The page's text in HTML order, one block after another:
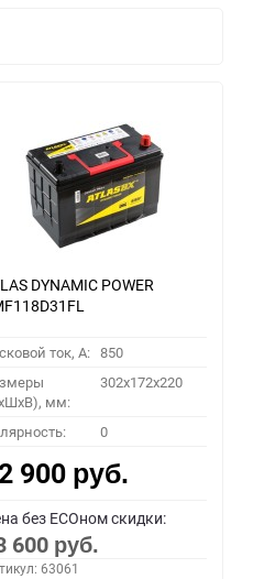
DYNAMIC POWER
ток, A: 850
мм:
302x172x220
0
900 руб.
без ECOном скидки:
600 руб.
63061